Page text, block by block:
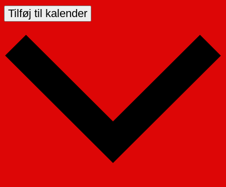
Tilføj til kalender